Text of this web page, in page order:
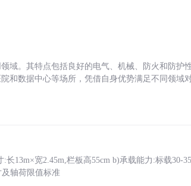
域。其特点包括良好的电气、机械、防火和防护
和数据中心等场所，凭借自身优势满足不同领域
长13m×宽2.45m,栏板高55cm b)承载能力:标载30-
轴荷限值标准